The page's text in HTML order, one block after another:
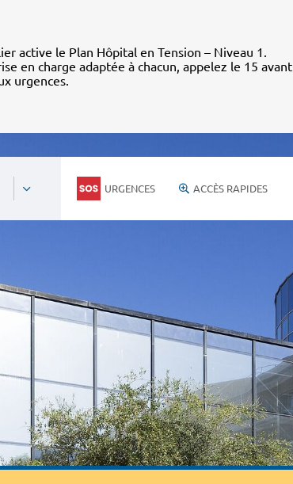
active le Plan Hôpital en Tension – Niveau 1.
en charge adaptée à chacun, appelez le 15 avant
urgences.
URGENCES ACCÈS RAPIDES